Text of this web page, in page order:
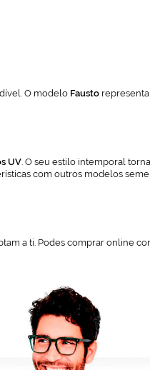
O modelo Fausto
UV. O seu estilo intemporal
com outros modelos
a ti. Podes comprar online